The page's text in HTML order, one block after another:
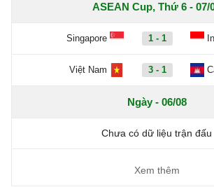
ASEAN Cup, Thứ 6 - 07/
Singapore 1 - 1
Việt Nam 3 - 1
Ngày - 06/08
Chưa có dữ liệu trận đấu
Xem thêm